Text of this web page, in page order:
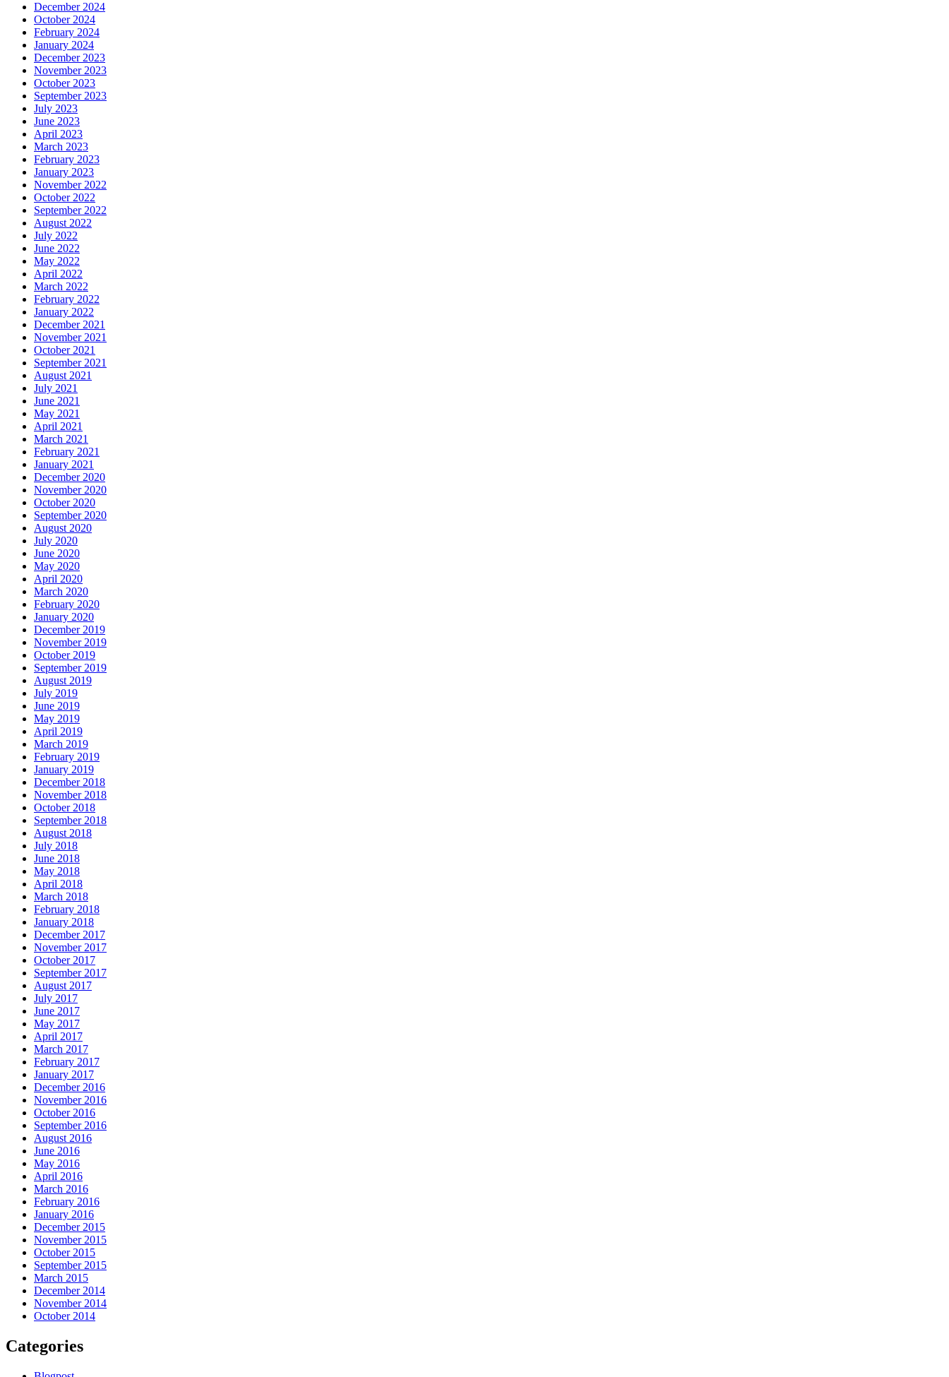
December 2024
October 2024
February 2024
January 2024
December 2023
November 2023
October 2023
September 2023
July 2023
June 2023
April 2023
March 2023
February 2023
January 2023
November 2022
October 2022
September 2022
August 2022
July 2022
June 2022
May 2022
April 2022
March 2022
February 2022
January 2022
December 2021
November 2021
October 2021
September 2021
August 2021
July 2021
June 2021
May 2021
April 2021
March 2021
February 2021
January 2021
December 2020
November 2020
October 2020
September 2020
August 2020
July 2020
June 2020
May 2020
April 2020
March 2020
February 2020
January 2020
December 2019
November 2019
October 2019
September 2019
August 2019
July 2019
June 2019
May 2019
April 2019
March 2019
February 2019
January 2019
December 2018
November 2018
October 2018
September 2018
August 2018
July 2018
June 2018
May 2018
April 2018
March 2018
February 2018
January 2018
December 2017
November 2017
October 2017
September 2017
August 2017
July 2017
June 2017
May 2017
April 2017
March 2017
February 2017
January 2017
December 2016
November 2016
October 2016
September 2016
August 2016
June 2016
May 2016
April 2016
March 2016
February 2016
January 2016
December 2015
November 2015
October 2015
September 2015
March 2015
December 2014
November 2014
October 2014
Categories